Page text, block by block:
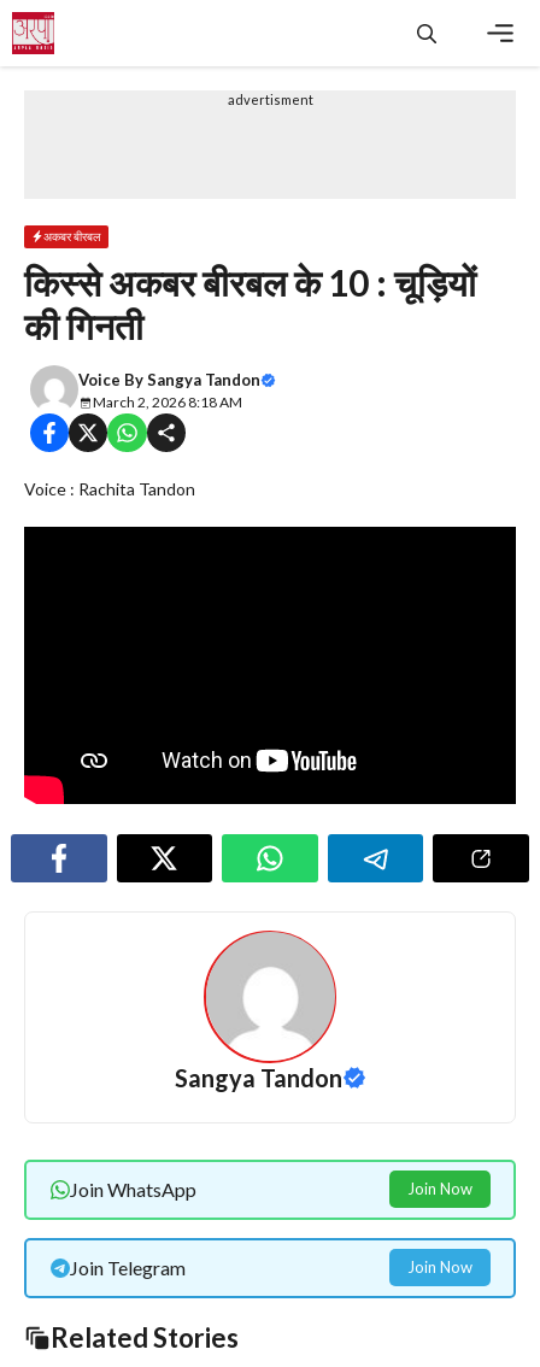
Skip
to
content
advertisment
अकबर बीरबल
किस्से अकबर बीरबल के 10 : चूड़ियों
की गिनती
Voice BySangya Tandon
March 2, 2026 8:18 AM
Voice : Rachita Tandon
Sangya Tandon
Join WhatsApp Join Now
Join Telegram Join Now
Related Stories